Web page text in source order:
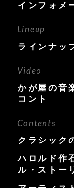
インフォメ
Lineup
ラインナッ
Video
かが屋の音
コント
Contents
クラシック
ハロルド作
ル・ストー